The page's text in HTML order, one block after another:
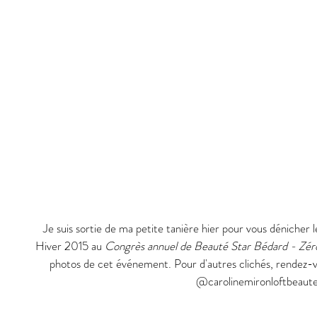
Je suis sortie de ma petite tanière hier pour vous
Hiver 2015 au Congrès annuel de Beauté Star Bédard -
photos de cet événement. Pour d'autres clichés,